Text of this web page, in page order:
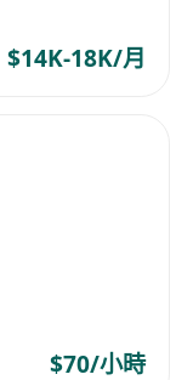
$14K-18K/月
$70/小時